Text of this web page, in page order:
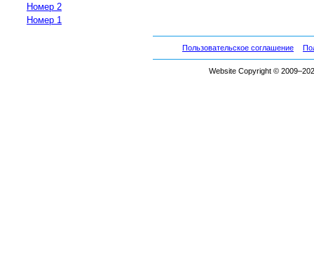
Номер 2
Номер 1
Пользовательское соглашение
Website Copyright ©